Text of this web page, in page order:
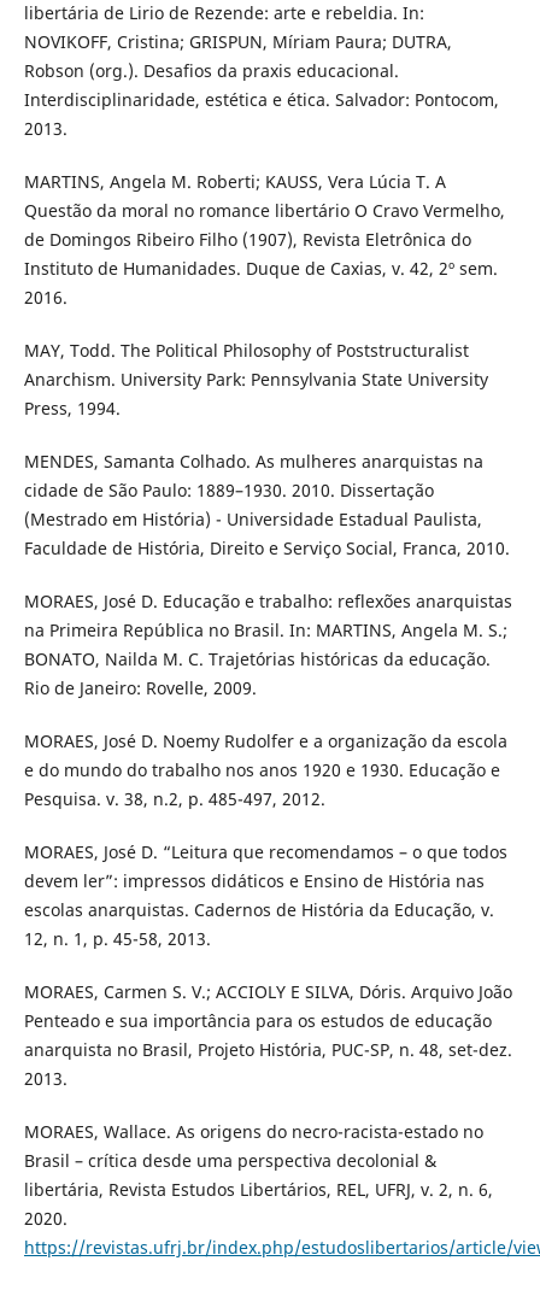
libertária de Lirio de Rezende: arte e rebeldia. In:
NOVIKOFF, Cristina; GRISPUN, Míriam Paura; DUTRA,
Robson (org.). Desafios da praxis educacional.
Interdisciplinaridade, estética e ética. Salvador: Pontocom,
2013.
MARTINS, Angela M. Roberti; KAUSS, Vera Lúcia T. A
Questão da moral no romance libertário O Cravo Vermelho,
de Domingos Ribeiro Filho (1907), Revista Eletrônica do
Instituto de Humanidades. Duque de Caxias, v. 42, 2º sem.
2016.
MAY, Todd. The Political Philosophy of Poststructuralist
Anarchism. University Park: Pennsylvania State University
Press, 1994.
MENDES, Samanta Colhado. As mulheres anarquistas na
cidade de São Paulo: 1889–1930. 2010. Dissertação
(Mestrado em História) - Universidade Estadual Paulista,
Faculdade de História, Direito e Serviço Social, Franca, 2010.
MORAES, José D. Educação e trabalho: reflexões anarquistas
na Primeira República no Brasil. In: MARTINS, Angela M. S.;
BONATO, Nailda M. C. Trajetórias históricas da educação.
Rio de Janeiro: Rovelle, 2009.
MORAES, José D. Noemy Rudolfer e a organização da escola
e do mundo do trabalho nos anos 1920 e 1930. Educação e
Pesquisa. v. 38, n.2, p. 485-497, 2012.
MORAES, José D. “Leitura que recomendamos – o que todos
devem ler”: impressos didáticos e Ensino de História nas
escolas anarquistas. Cadernos de História da Educação, v.
12, n. 1, p. 45-58, 2013.
MORAES, Carmen S. V.; ACCIOLY E SILVA, Dóris. Arquivo João
Penteado e sua importância para os estudos de educação
anarquista no Brasil, Projeto História, PUC-SP, n. 48, set-dez.
2013.
MORAES, Wallace. As origens do necro-racista-estado no
Brasil – crítica desde uma perspectiva decolonial &
libertária, Revista Estudos Libertários, REL, UFRJ, v. 2, n. 6,
2020.
https://revistas.ufrj.br/index.php/estudoslibertarios/article/